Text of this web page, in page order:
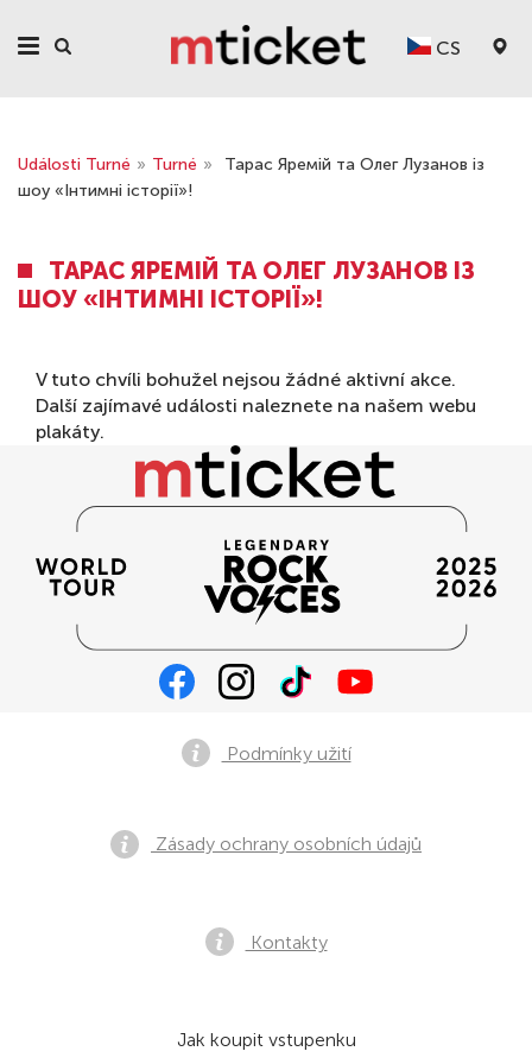
CS
Události Turné » Turné »
Тарас Яремій та Олег Лузанов із
шоу «Інтимні історії»!
ТАРАС ЯРЕМІЙ ТА ОЛЕГ ЛУЗАНОВ ІЗ
ШОУ «ІНТИМНІ ІСТОРІЇ»!
V tuto chvíli bohužel nejsou žádné aktivní akce.
Další zajímavé události naleznete na našem webu
plakáty.
Podmínky užití
Zásady ochrany osobních údajů
Kontakty
Jak koupit vstupenku